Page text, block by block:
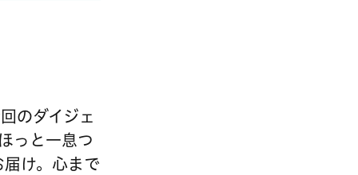
のダイジェ
っと一息つ
け。心まで